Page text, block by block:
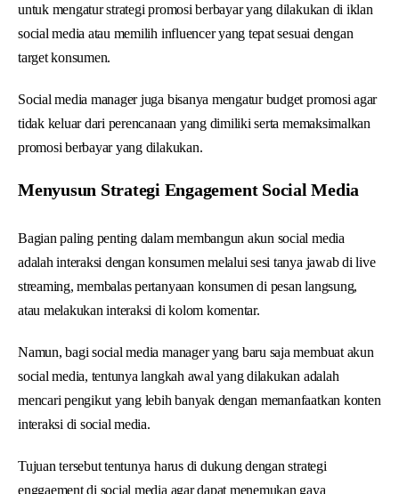
untuk mengatur strategi promosi berbayar yang dilakukan di iklan
social media atau memilih influencer yang tepat sesuai dengan
target konsumen.
Social media manager juga bisanya mengatur budget promosi agar
tidak keluar dari perencanaan yang dimiliki serta memaksimalkan
promosi berbayar yang dilakukan.
Menyusun Strategi Engagement Social Media
Bagian paling penting dalam membangun akun social media
adalah interaksi dengan konsumen melalui sesi tanya jawab di live
streaming, membalas pertanyaan konsumen di pesan langsung,
atau melakukan interaksi di kolom komentar.
Namun, bagi social media manager yang baru saja membuat akun
social media, tentunya langkah awal yang dilakukan adalah
mencari pengikut yang lebih banyak dengan memanfaatkan konten
interaksi di social media.
Tujuan tersebut tentunya harus di dukung dengan strategi
enggaement di social media agar dapat menemukan gaya